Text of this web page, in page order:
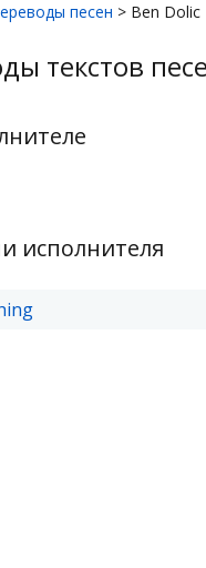
песен > Ben Dolic
текстов
исполнителя